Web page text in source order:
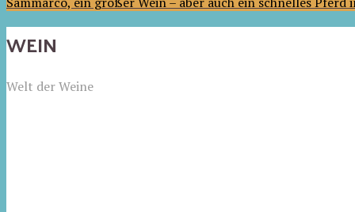
WEIN
Welt der Weine